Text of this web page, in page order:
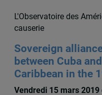
L'Observatoire des
causerie
Sovereign
between Cuba
Caribbean in the
Vendredi 15 mars